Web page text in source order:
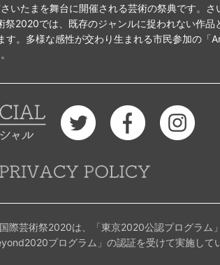
いたまを舞台に開催される芸術の祭典です。さ
2020では、既存のジャンルに捉われない作品
す。多様な感性が交わり生まれる市民参加の「
際芸術祭2020は、「東京2020公認プログラム」
プログラム」の認証を受けて実施して